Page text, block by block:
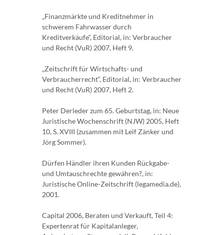
„Finanzmärkte und Kreditnehmer in
schwerem Fahrwasser durch
Kreditverkäufe“, Editorial, in: Verbraucher
und Recht (VuR) 2007, Heft 9.
„Zeitschrift für Wirtschafts- und
Verbraucherrecht“, Editorial, in: Verbraucher
und Recht (VuR) 2007, Heft 2.
Peter Derleder zum 65. Geburtstag, in: Neue
Juristische Wochenschrift (NJW) 2005, Heft
10, S. XVIII (zusammen mit Leif Zänker und
Jörg Sommer).
Dürfen Händler ihren Kunden Rückgabe-
und Umtauschrechte gewähren?, in:
Juristische Online-Zeitschrift (legamedia.de),
2001.
Capital 2006, Beraten und Verkauft, Teil 4:
Expertenrat für Kapitalanleger,